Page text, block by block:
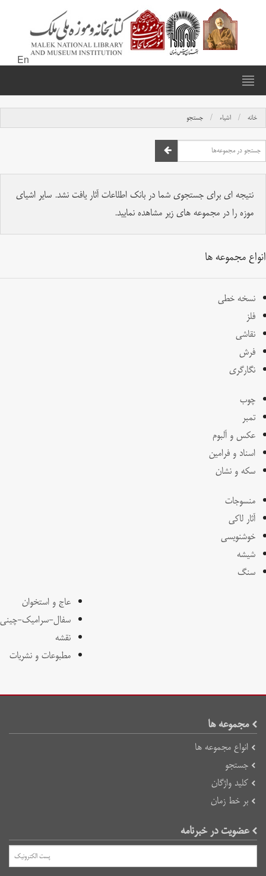
En
خانه اشیاء جستجو
نتیجه ای برای جستجوی شما در بانک اطلاعات آثار یافت نشد. سایر اشیای
موزه را در مجموعه های زیر مشاهده نمایید.
انواع مجموعه ها
نسخه خطی
فلز
نقاشی
فرش
نگارگری
چوب
تمبر
عکس و آلبوم
اسناد و فرامین
سکه و نشان
منسوجات
آثار لاکی
خوشنویسی
شیشه
سنگ
عاج و استخوان
سفال-سرامیک-چینی
نقشه
مطبوعات و نشریات
مجموعه ها
انواع مجموعه ها
جستجو
کلید واژگان
بر خط زمان
عضویت در خبرنامه